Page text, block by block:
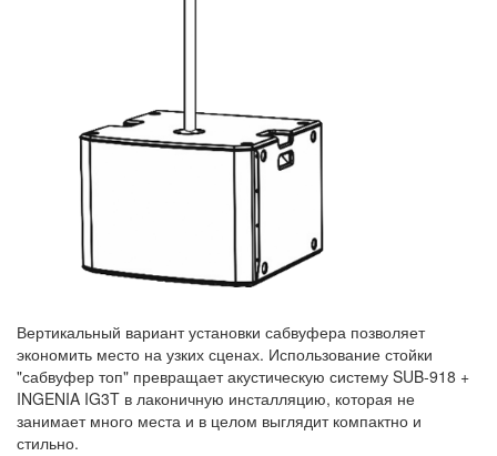
Вертикальный вариант установки сабвуфера позволяет
экономить место на узких сценах. Использование стойки
"сабвуфер топ" превращает акустическую систему SUB-918 +
INGENIA IG3T в лаконичную инсталляцию, которая не
занимает много места и в целом выглядит компактно и
стильно.